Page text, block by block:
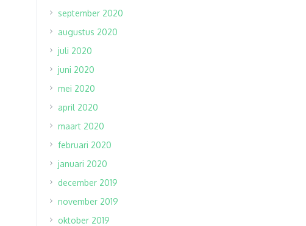
september 2020
augustus 2020
juli 2020
juni 2020
mei 2020
april 2020
maart 2020
februari 2020
januari 2020
december 2019
november 2019
oktober 2019